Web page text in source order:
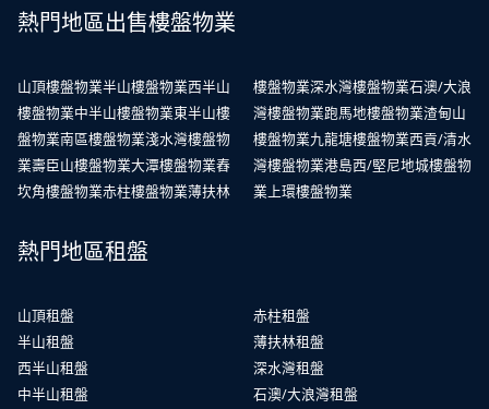
熱門地區出售樓盤物業
山頂樓盤物業半山樓盤物業西半山
樓盤物業中半山樓盤物業東半山樓
盤物業南區樓盤物業淺水灣樓盤物
業壽臣山樓盤物業大潭樓盤物業舂
坎角樓盤物業赤柱樓盤物業薄扶林
樓盤物業深水灣樓盤物業石澳/大浪
灣樓盤物業跑馬地樓盤物業渣甸山
樓盤物業九龍塘樓盤物業西貢/清水
灣樓盤物業港島西/堅尼地城樓盤物
業 上環樓盤物業
熱門地區租盤
山頂租盤
半山租盤
西半山租盤
中半山租盤
赤柱租盤
薄扶林租盤
深水灣租盤
石澳/大浪灣租盤